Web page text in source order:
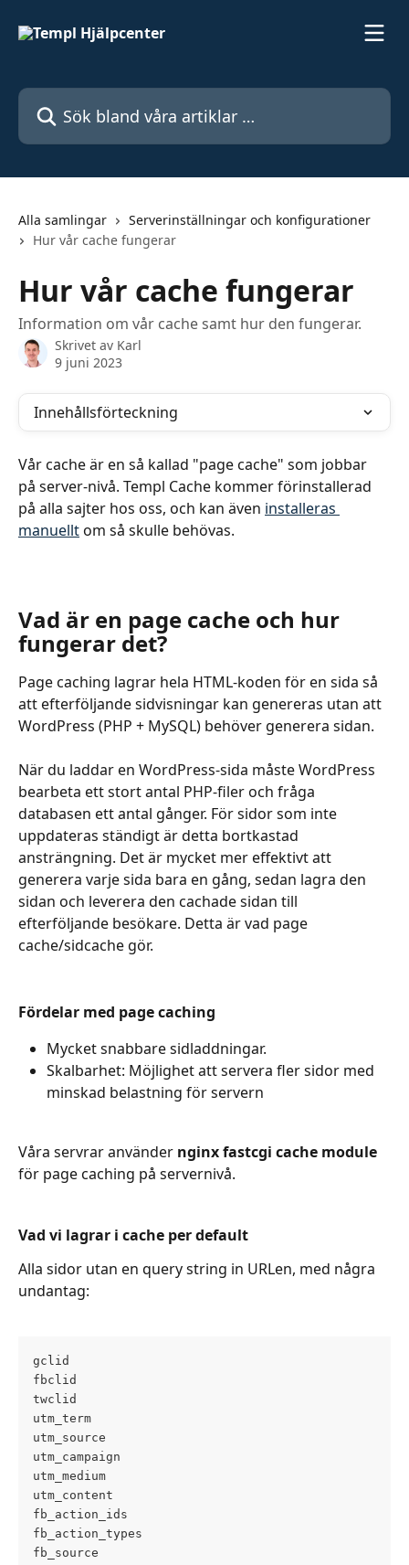
Sök bland våra artiklar …
Alla samlingar
Serverinställningar och konfigurationer
Hur vår cache fungerar
Hur vår cache fungerar
Information om vår cache samt hur den fungerar.
Skrivet av Karl
9 juni 2023
Innehållsförteckning
Vår cache är en så kallad "page cache" som jobbar
på server-nivå. Templ Cache kommer förinstallerad
på alla sajter hos oss, och kan även installeras
manuellt om så skulle behövas.
Vad är en page cache och hur
fungerar det?
Page caching lagrar hela HTML-koden för en sida så
att efterföljande sidvisningar kan genereras utan att
WordPress (PHP + MySQL) behöver generera sidan.
När du laddar en WordPress-sida måste WordPress
bearbeta ett stort antal PHP-filer och fråga
databasen ett antal gånger. För sidor som inte
uppdateras ständigt är detta bortkastad
ansträngning. Det är mycket mer effektivt att
generera varje sida bara en gång, sedan lagra den
sidan och leverera den cachade sidan till
efterföljande besökare. Detta är vad page
cache/sidcache gör.
Fördelar med page caching
Mycket snabbare sidladdningar.
Skalbarhet: Möjlighet att servera fler sidor med
minskad belastning för servern
Våra servrar använder nginx fastcgi cache module
för page caching på servernivå.
Vad vi lagrar i cache per default
Alla sidor utan en query string in URLen, med några
undantag:
gclid
fbclid
twclid
utm_term
utm_source
utm_campaign
utm_medium
utm_content
fb_action_ids
fb_action_types
fb_source